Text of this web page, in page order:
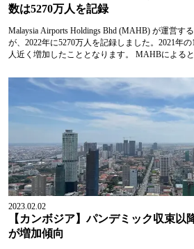
数は5270万人を記録
Malaysia Airports Holdings Bhd (MAHB) が運営す
が、2022年に5270万人を記録しました。2021年
人近く増加したこととなります。 MAHBによる
2023.02.02
【カンボジア】パンデミック収束以
が増加傾向